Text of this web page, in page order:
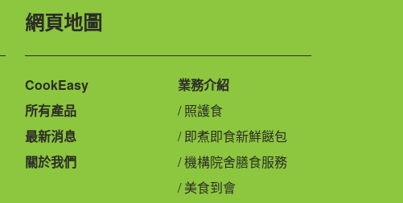
網頁地圖
CookEasy
所有產品
最新消息
關於我們
業務介紹
照護食
即煮即食新鮮餸包
機構院舍膳食服務
美食到會